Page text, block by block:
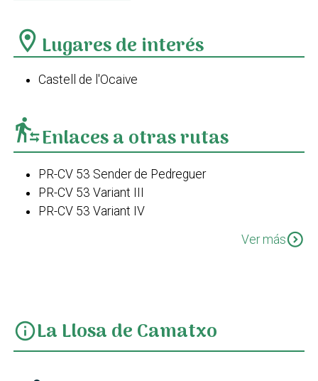
location_on Lugares de interés
Castell de l'Ocaive
transfer_within_a_stationEnlaces a otras rutas
PR-CV 53 Sender de Pedreguer
PR-CV 53 Variant III
PR-CV 53 Variant IV
Ver másexpand_circle_down
infoLa Llosa de Camatxo